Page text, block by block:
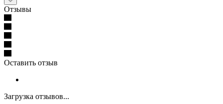
Отзывы
Оставить отзыв
Загрузка отзывов...